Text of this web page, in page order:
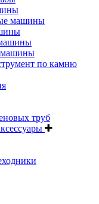
машины
машины
по камню
труб